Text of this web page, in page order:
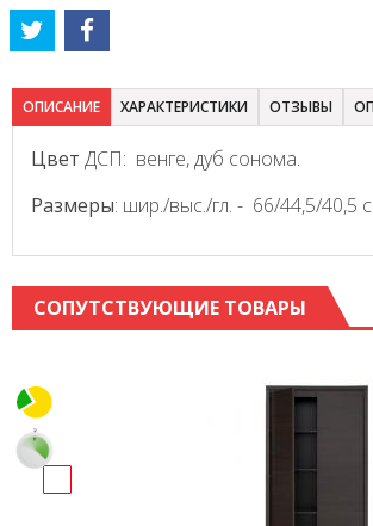
ОПИСАНИЕ ХАРАКТЕРИСТИКИ ОТЗЫВЫ
Цвет ДСП: венге, дуб сонома.
Размеры: шир./выс./гл. - 66/44,5/40,5
СОПУТСТВУЮЩИЕ ТОВАРЫ